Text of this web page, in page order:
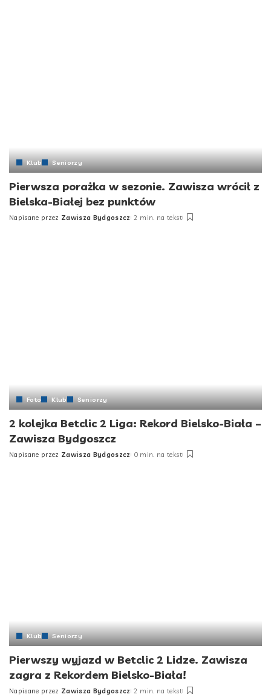
Klub Seniorzy
Pierwsza porażka w sezonie. Zawisza wrócił z
Bielska-Białej bez punktów
Napisane przez Zawisza Bydgoszcz 2 min. na tekst
Foto Klub Seniorzy
2 kolejka Betclic 2 Liga: Rekord Bielsko-Biała –
Zawisza Bydgoszcz
Napisane przez Zawisza Bydgoszcz 0 min. na tekst
Klub Seniorzy
Pierwszy wyjazd w Betclic 2 Lidze. Zawisza
zagra z Rekordem Bielsko-Biała!
Napisane przez Zawisza Bydgoszcz 2 min. na tekst